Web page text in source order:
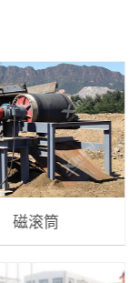
磁滚筒